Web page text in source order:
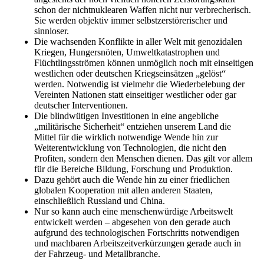
schon der nichtnuklearen Waffen nicht nur verbrecherisch.
Sie werden objektiv immer selbstzerstörerischer und
sinnloser.
Die wachsenden Konflikte in aller Welt mit genozidalen
Kriegen, Hungersnöten, Umweltkatastrophen und
Flüchtlingsströmen können unmöglich noch mit einseitigen
westlichen oder deutschen Kriegseinsätzen „gelöst“
werden. Notwendig ist vielmehr die Wiederbelebung der
Vereinten Nationen statt einseitiger westlicher oder gar
deutscher Interventionen.
Die blindwütigen Investitionen in eine angebliche
„militärische Sicherheit“ entziehen unserem Land die
Mittel für die wirklich notwendige Wende hin zur
Weiterentwicklung von Technologien, die nicht den
Profiten, sondern den Menschen dienen. Das gilt vor allem
für die Bereiche Bildung, Forschung und Produktion.
Dazu gehört auch die Wende hin zu einer friedlichen
globalen Kooperation mit allen anderen Staaten,
einschließlich Russland und China.
Nur so kann auch eine menschenwürdige Arbeitswelt
entwickelt werden – abgesehen von den gerade auch
aufgrund des technologischen Fortschritts notwendigen
und machbaren Arbeitszeitverkürzungen gerade auch in
der Fahrzeug- und Metallbranche.